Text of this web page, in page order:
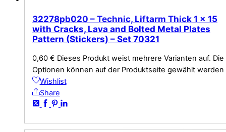
32278pb020 – Technic, Liftarm Thick 1 x 15
with Cracks, Lava and Bolted Metal Plates
Pattern (Stickers) – Set 70321
0,60 € Dieses Produkt weist mehrere Varianten auf. Die
Optionen können auf der Produktseite gewählt werden
Wishlist
Share